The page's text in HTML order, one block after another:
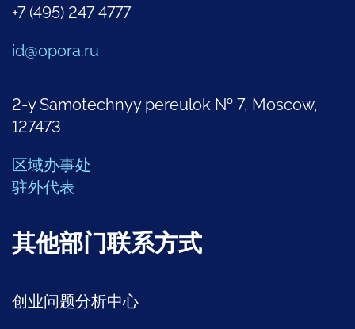
+7 (495) 247 4777
id@opora.ru
2-y Samotechnyy pereulok № 7, Moscow,
127473
区域办事处
驻外代表
其他部门联系方式
创业问题分析中心